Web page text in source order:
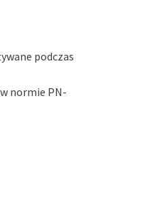
podczas
normie PN-